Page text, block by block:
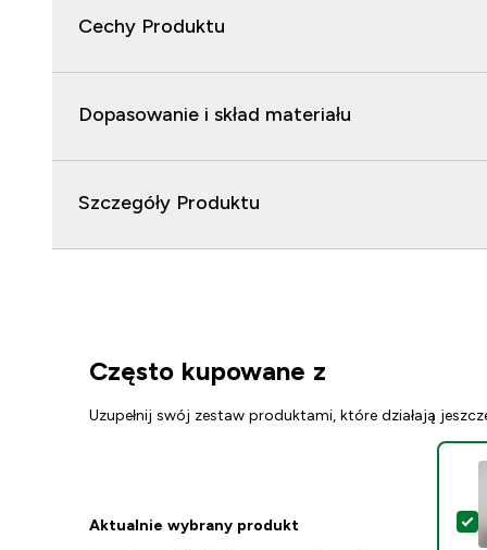
Cechy Produktu
Dopasowanie i skład materiału
Szczegóły Produktu
Często kupowane z
Uzupełnij swój zestaw produktami, które działają
Aktualnie wybrany produkt